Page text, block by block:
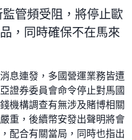
監管頻受阻，將停止歐
，同時確保不在馬來
息連發，多國營運業務皆遭
證券委員會命令停止對馬國
機構調查有無涉及賭博相關
重，後續幣安發出聲明將會
配合有關當局，同時也指出